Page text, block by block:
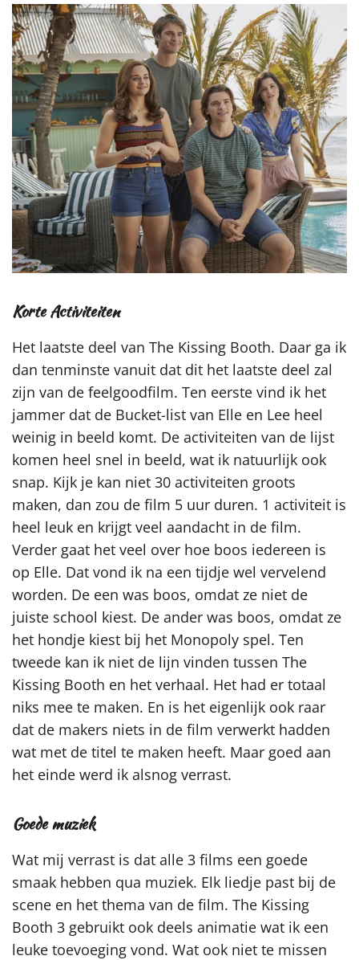
Korte Activiteiten
Het laatste deel van The Kissing Booth. Daar ga ik
dan tenminste vanuit dat dit het laatste deel zal
zijn van de feelgoodfilm. Ten eerste vind ik het
jammer dat de Bucket-list van Elle en Lee heel
weinig in beeld komt. De activiteiten van de lijst
komen heel snel in beeld, wat ik natuurlijk ook
snap. Kijk je kan niet 30 activiteiten groots
maken, dan zou de film 5 uur duren. 1 activiteit is
heel leuk en krijgt veel aandacht in de film.
Verder gaat het veel over hoe boos iedereen is
op Elle. Dat vond ik na een tijdje wel vervelend
worden. De een was boos, omdat ze niet de
juiste school kiest. De ander was boos, omdat ze
het hondje kiest bij het Monopoly spel. Ten
tweede kan ik niet de lijn vinden tussen The
Kissing Booth en het verhaal. Het had er totaal
niks mee te maken. En is het eigenlijk ook raar
dat de makers niets in de film verwerkt hadden
wat met de titel te maken heeft. Maar goed aan
het einde werd ik alsnog verrast.
Goede muziek
Wat mij verrast is dat alle 3 films een goede
smaak hebben qua muziek. Elk liedje past bij de
scene en het thema van de film. The Kissing
Booth 3 gebruikt ook deels animatie wat ik een
leuke toevoeging vond. Wat ook niet te missen